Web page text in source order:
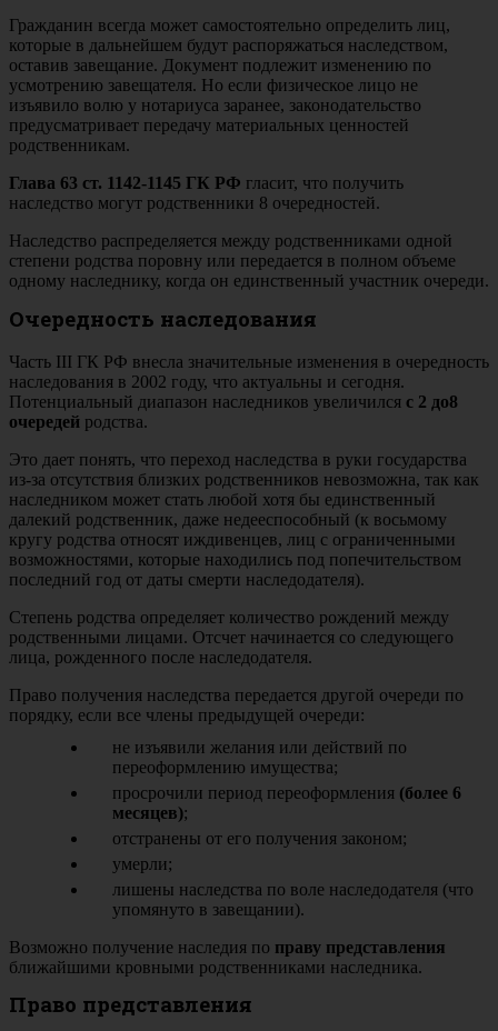
Гражданин всегда может самостоятельно определить лиц,
которые в дальнейшем будут распоряжаться наследством,
оставив завещание. Документ подлежит изменению по
усмотрению завещателя. Но если физическое лицо не
изъявило волю у нотариуса заранее, законодательство
предусматривает передачу материальных ценностей
родственникам.
Глава 63 ст. 1142-1145 ГК РФ гласит, что получить
наследство могут родственники 8 очередностей.
Наследство распределяется между родственниками одной
степени родства поровну или передается в полном объеме
одному наследнику, когда он единственный участник очереди.
Очередность наследования
Часть III ГК РФ внесла значительные изменения в очередность
наследования в 2002 году, что актуальны и сегодня.
Потенциальный диапазон наследников увеличился с 2 до8
очередей родства.
Это дает понять, что переход наследства в руки государства
из-за отсутствия близких родственников невозможна, так как
наследником может стать любой хотя бы единственный
далекий родственник, даже недееспособный (к восьмому
кругу родства относят иждивенцев, лиц с ограниченными
возможностями, которые находились под попечительством
последний год от даты смерти наследодателя).
Степень родства определяет количество рождений между
родственными лицами. Отсчет начинается со следующего
лица, рожденного после наследодателя.
Право получения наследства передается другой очереди по
порядку, если все члены предыдущей очереди:
не изъявили желания или действий по
переоформлению имущества;
просрочили период переоформления (более 6
месяцев);
отстранены от его получения законом;
умерли;
лишены наследства по воле наследодателя (что
упомянуто в завещании).
Возможно получение наследия по праву представления
ближайшими кровными родственниками наследника.
Право представления